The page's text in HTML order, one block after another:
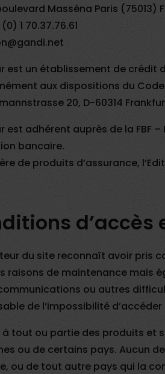
Masséna Paris (75013)
1 70.37.76.61
est un établissement de
aux dispositions du
20, D-60314
est adhérent auprès de la
bancaire.
de produits d’assurance,
d’accès
du site reconnaît avoir pris
raisons de maintenance mais
ou autres
de l’impossibilité
à tout ou partie des produits et
ou de certains pays. Aucun
ou de tout autre pays qui la